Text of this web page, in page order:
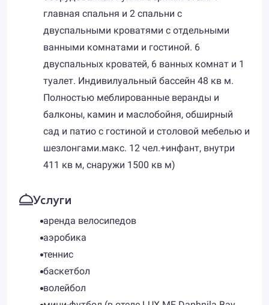
главная спальня и 2 спальни с
двуспальными кроватями с отдельными
ванными комнатами и гостиной. 6
двуспальных кроватей, 6 ванных комнат и 1
туалет. Индивилуальный бассейн 48 кв м.
Полностью меблированные веранды и
балконы, камин и маслобойня, обширный
сад и патио с гостиной и столовой мебелью и
шезлонгами.макс. 12 чел.+инфант, внутри
411 кв м, снаружи 1500 кв м)
Услуги
аренда велосипедов
аэробика
теннис
баскетбол
волейбол